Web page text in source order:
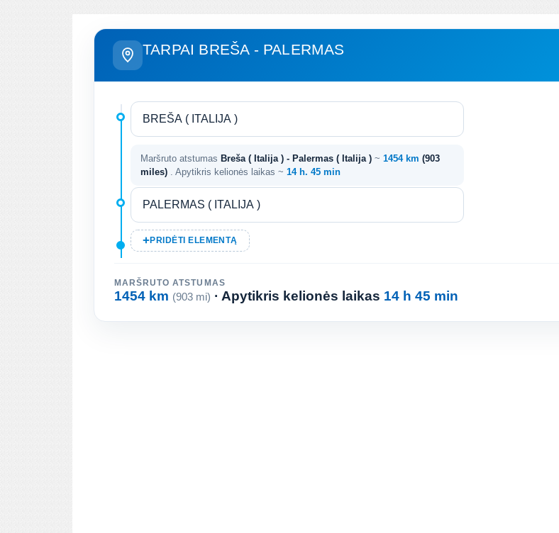
TARPAI BREŠA - PALERMAS
Maršruto atstumas Breša ( Italija ) - Palermas ( Italija ) ~ 1454 km (903
miles)
. Apytikris kelionės laikas ~ 14 h. 45 min
PRIDĖTI ELEMENTĄ
MARŠRUTO ATSTUMAS
1454 km (903 mi) · Apytikris kelionės laikas 14 h 45 min